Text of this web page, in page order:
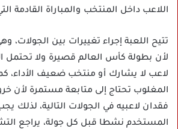
اللاعب داخل المنتخب والمباراة القادمة
تتيح اللعبة إجراء تغييرات بين الجولات،
لأن بطولة كأس العالم قصيرة ولا تحتمل
لاعب لا يشارك أو منتخب ضعيف الأداء،
المغلوب تحتاج إلى متابعة مستمرة لأن
فقدان لاعبيه في الجولات التالية، لذلك
المستخدم نشطا قبل كل جولة، يراجع